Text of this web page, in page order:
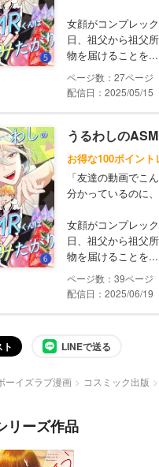
女顔がコンプレッ
日、祖父から祖父
物を届けることを...
27
配信日：2025/05/15
うるわしの
お得な100ポイント
「友達の動画でこ
分かっているのに
女顔がコンプレッ
日、祖父から祖父
物を届けることを...
39
配信日：2025/06/19
LINEで送る
ーイズラブ漫画 コスミック出版
リーズ作品